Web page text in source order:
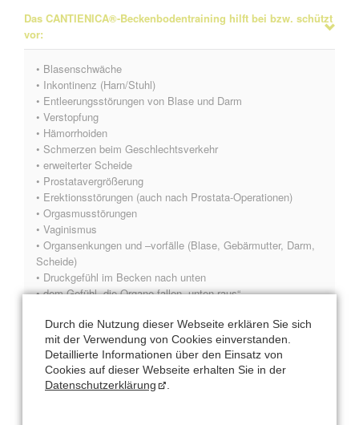
Das CANTIENICA®-Beckenbodentraining hilft bei bzw. schützt
vor:
• Blasenschwäche
• Inkontinenz (Harn/Stuhl)
• Entleerungsstörungen von Blase und Darm
• Verstopfung
• Hämorrhoiden
• Schmerzen beim Geschlechtsverkehr
• erweiterter Scheide
• Prostatavergrößerung
• Erektionsstörungen (auch nach Prostata-Operationen)
• Orgasmusstörungen
• Vaginismus
• Organsenkungen und –vorfälle (Blase, Gebärmutter, Darm,
Scheide)
• Druckgefühl im Becken nach unten
• dem Gefühl, die Organe fallen „unten raus“
• Leisten-, Bauchwandbrüche (Hernien)
• Kreuz- und Rückenschmerzen
• Hüftgelenksarthrose
• zur Vorbereitung einer Unterleibsoperation
• zur Stabilisierung des Ergebnisses nach einer
Durch die Nutzung dieser Webseite erklären Sie sich
mit der Verwendung von Cookies einverstanden.
Detaillierte Informationen über den Einsatz von
Cookies auf dieser Webseite erhalten Sie in der
Datenschutzerklärung